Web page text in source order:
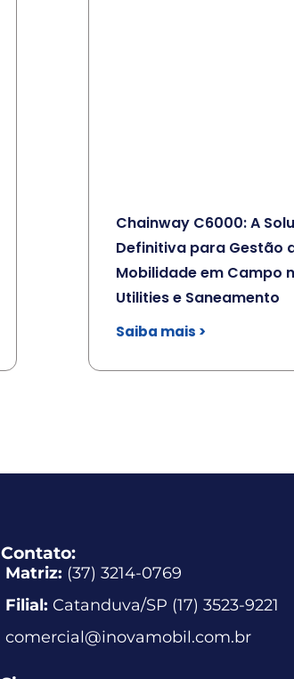
Chainway C6000: A
Definitiva para Gestão
Mobilidade em Campo
Utilities e Saneamento
Saiba mais >
Contato:
Matriz: (37) 3214-0769
Filial: Catanduva/SP (17) 3523-9221
comercial@inovamobil.com.br